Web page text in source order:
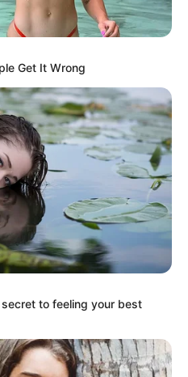
Get It Wrong
to feeling your best